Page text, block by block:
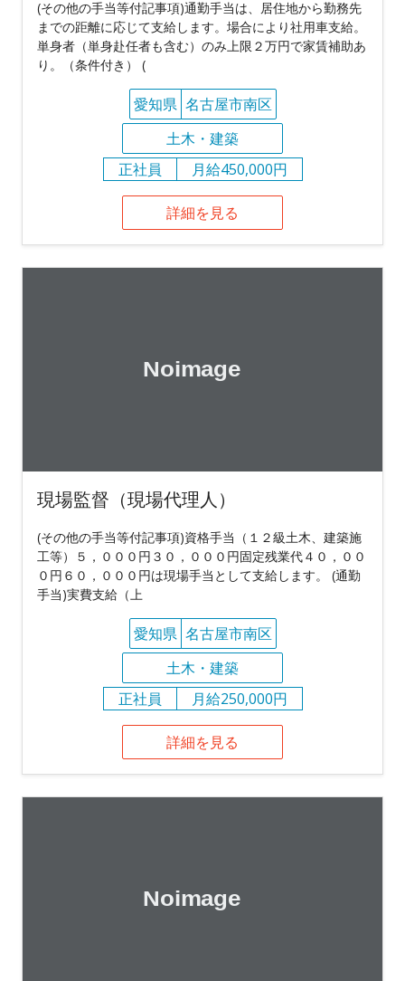
(その他の手当等付記事項)通勤手当は、居住地から勤務先
までの距離に応じて支給します。場合により社用車支給。
単身者（単身赴任者も含む）のみ上限２万円で家賃補助あ
り。（条件付き） (
愛知県 名古屋市南区
土木・建築
正社員
月給450,000円
詳細を見る
現場監督（現場代理人）
(その他の手当等付記事項)資格手当（１２級土木、建築施
工等）５，０００円３０，０００円固定残業代４０，００
０円６０，０００円は現場手当として支給します。 (通勤
手当)実費支給（上
愛知県 名古屋市南区
土木・建築
正社員
月給250,000円
詳細を見る